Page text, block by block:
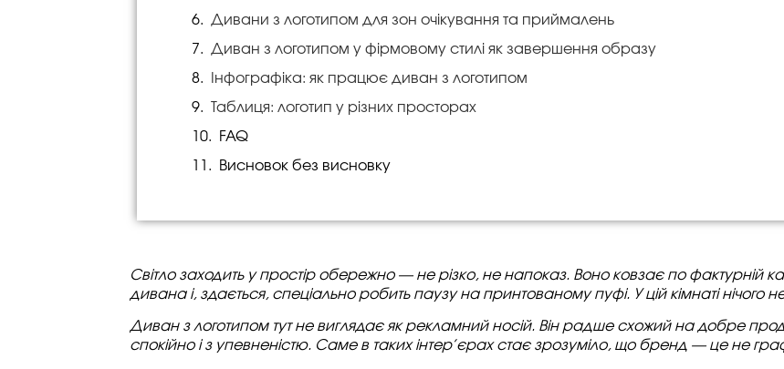
Дивани з логотипом для зон очікування та приймалень
Диван з логотипом у фірмовому стилі як завершення образу
Інфографіка: як працює диван з логотипом
Таблиця: логотип у різних просторах
FAQ
Висновок без висновку
Світло заходить у простір обережно — не різко, не напоказ. Воно ковзає по фактурній
дивана і, здається, спеціально робить паузу на принтованому пуфі. У цій кімнаті нічого
Диван з логотипом тут не виглядає як рекламний носій. Він радше схожий на добре
спокійно і з упевненістю. Саме в таких інтер’єрах стає зрозуміло, що бренд — це не